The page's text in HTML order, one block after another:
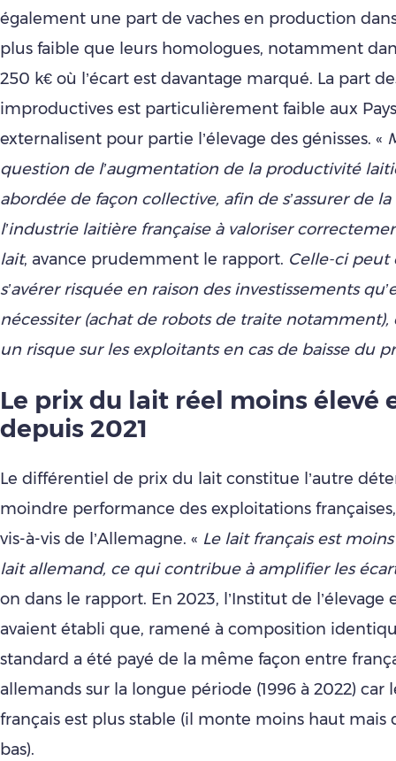
également une part de vaches en production
plus faible que leurs homologues, notamment
250 k€ où l’écart est davantage marqué. La part
improductives est particulièrement faible aux
externalisent pour partie l’élevage des génisses. «
question de l’augmentation de la productivité
abordée de façon collective, afin de s’assurer de
l’industrie laitière française à valoriser
lait, avance prudemment le rapport. Celle-ci peut
s’avérer risquée en raison des investissements
nécessiter (achat de robots de traite notamment),
un risque sur les exploitants en cas de baisse du
Le prix du lait réel moins élevé
depuis 2021
Le différentiel de prix du lait constitue l’autre
moindre performance des exploitations
vis-à-vis de l’Allemagne. « Le lait français est
lait allemand, ce qui contribue à amplifier les
on dans le rapport. En 2023, l’Institut de l’élevage
avaient établi que, ramené à composition
standard a été payé de la même façon entre
allemands sur la longue période (1996 à 2022) car
français est plus stable (il monte moins haut mais
bas).